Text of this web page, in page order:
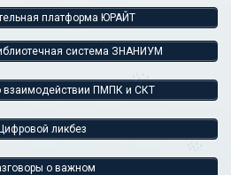
платформа ЮРАЙТ
система ЗНАНИУМ
взаимодействии ПМПК и СКТ
ликбез
о важном